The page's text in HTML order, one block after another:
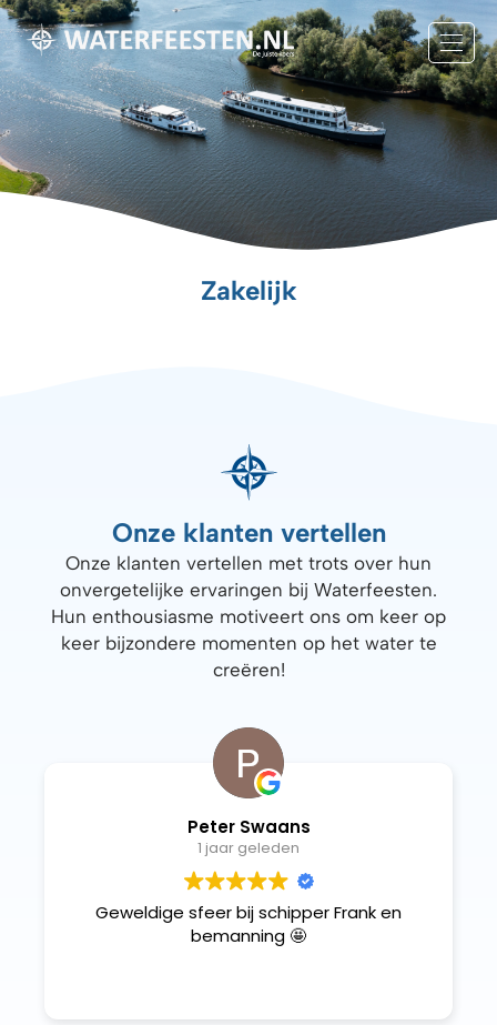
Zakelijk
Onze klanten vertellen
Onze klanten vertellen met trots over hun
onvergetelijke ervaringen bij Waterfeesten.
Hun enthousiasme motiveert ons om keer op
keer bijzondere momenten op het water te
creëren!
Peter Swaans
1 jaar geleden
Geweldige sfeer bij schipper Frank en
bemanning 🤩